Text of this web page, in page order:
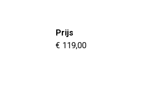
Prijs
€ 119,00